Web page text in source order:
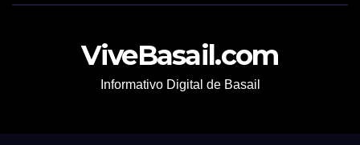
ViveBasail.com
Informativo Digital de Basail